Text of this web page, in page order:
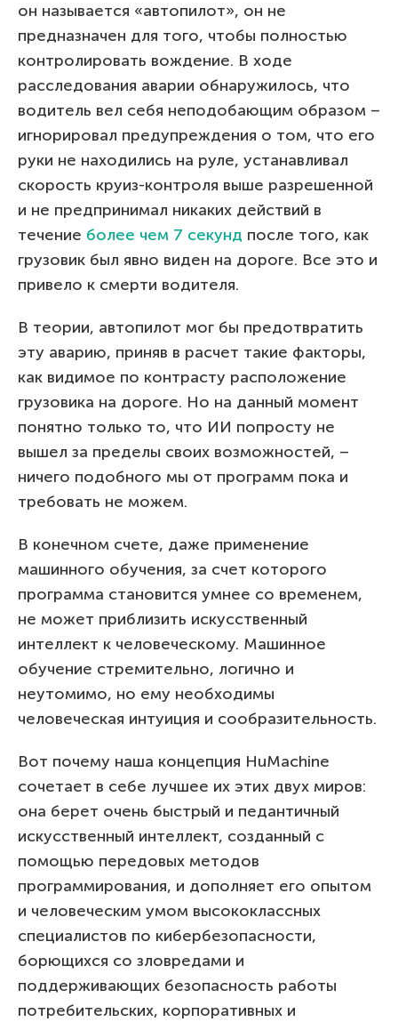
он называется «автопилот», он не
предназначен для того, чтобы полностью
контролировать вождение. В ходе
расследования аварии обнаружилось, что
водитель вел себя неподобающим образом –
игнорировал предупреждения о том, что его
руки не находились на руле, устанавливал
скорость круиз-контроля выше разрешенной
и не предпринимал никаких действий в
течение более чем 7 секунд после того, как
грузовик был явно виден на дороге. Все это и
привело к смерти водителя.
В теории, автопилот мог бы предотвратить
эту аварию, приняв в расчет такие факторы,
как видимое по контрасту расположение
грузовика на дороге. Но на данный момент
понятно только то, что ИИ попросту не
вышел за пределы своих возможностей, –
ничего подобного мы от программ пока и
требовать не можем.
В конечном счете, даже применение
машинного обучения, за счет которого
программа становится умнее со временем,
не может приблизить искусственный
интеллект к человеческому. Машинное
обучение стремительно, логично и
неутомимо, но ему необходимы
человеческая интуиция и сообразительность.
Вот почему наша концепция HuMachine
сочетает в себе лучшее их этих двух миров:
она берет очень быстрый и педантичный
искусственный интеллект, созданный с
помощью передовых методов
программирования, и дополняет его опытом
и человеческим умом высококлассных
специалистов по кибербезопасности,
борющихся со зловредами и
поддерживающих безопасность работы
потребительских, корпоративных и